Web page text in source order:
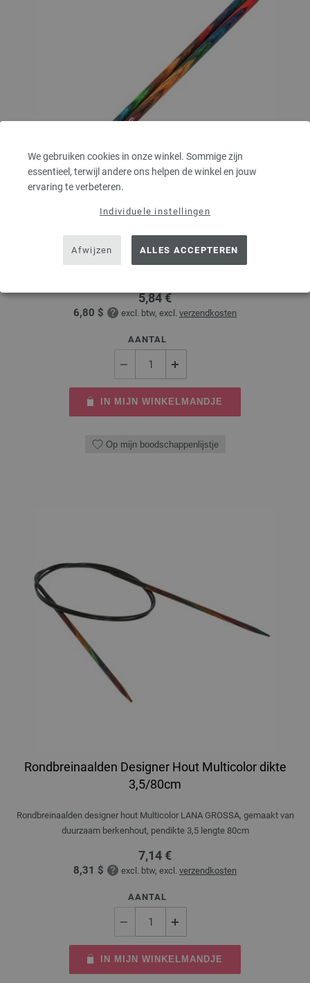
We gebruiken cookies in onze winkel. Sommige zijn
essentieel, terwijl andere ons helpen de winkel en jouw
ervaring te verbeteren.
Individuele instellingen
Afwijzen ALLES ACCEPTEREN
Naaldpunten Vario design hout veelkleurig gemaakt van duurzaam
5,84 €
6,80 $ excl. btw, excl. verzendkosten
AANTAL
IN MIJN WINKELMANDJE
Op mijn boodschappenlijstje
Rondbreinaalden Designer Hout Multicolor dikte
3,5/80cm
Rondbreinaalden designer hout Multicolor LANA GROSSA, gemaakt van
duurzaam berkenhout, pendikte 3,5 lengte 80cm
7,14 €
8,31 $ excl. btw, excl. verzendkosten
AANTAL
IN MIJN WINKELMANDJE